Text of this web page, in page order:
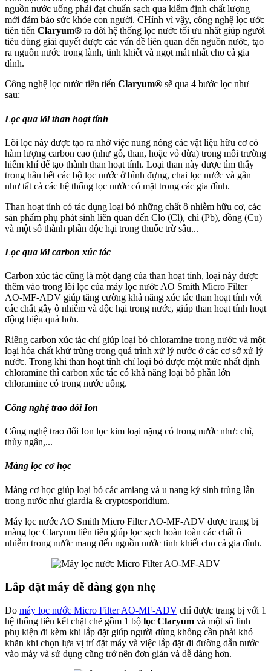
nguồn nước uống phải đạt chuẩn sạch qua kiểm định chất lượng
mới đảm bảo sức khỏe con người. CHính vì vậy, công nghệ lọc ước
tiên tiến Claryum® ra đời hệ thống lọc nước tối ưu nhất giúp người
tiêu dùng giải quyết được các vấn đề liên quan đến nguồn nước, tạo
ra nguồn nước trong lành, tinh khiết và ngọt mát nhất cho cả gia
đình.
Công nghệ lọc nước tiên tiến Claryum® sẽ qua 4 bước lọc như
sau:
Lọc qua lõi than hoạt tính
Lõi lọc này được tạo ra nhờ việc nung nóng các vật liệu hữu cơ có
hàm lượng carbon cao (như gỗ, than, hoặc vỏ dừa) trong môi trường
hiếm khí để tạo thành than hoạt tính. Loại than này được tìm thấy
trong hầu hết các bộ lọc nước ở bình đựng, chai lọc nước và gần
như tất cả các hệ thống lọc nước có mặt trong các gia đình.
Than hoạt tính có tác dụng loại bỏ những chất ô nhiễm hữu cơ, các
sản phẩm phụ phát sinh liên quan đến Clo (Cl), chì (Pb), đồng (Cu)
và một số thành phần độc hại trong thuốc trừ sâu...
Lọc qua lõi carbon xúc tác
Carbon xúc tác cũng là một dạng của than hoạt tính, loại này được
thêm vào trong lõi lọc của máy lọc nước AO Smith Micro Filter
AO-MF-ADV giúp tăng cường khả năng xúc tác than hoạt tính với
các chất gây ô nhiễm và độc hại trong nước, giúp than hoạt tính hoạt
động hiệu quả hơn.
Riêng carbon xúc tác chỉ giúp loại bỏ chloramine trong nước và một
loại hóa chất khử trùng trong quá trình xử lý nước ở các cơ sở xử lý
nước. Trong khi than hoạt tính chỉ loại bỏ được một mức nhất định
chloramine thì carbon xúc tác có khả năng loại bỏ phần lớn
chloramine có trong nước uống.
Công nghệ trao đổi Ion
Công nghệ trao đổi Ion lọc kim loại nặng có trong nước như: chì,
thủy ngân,...
Màng lọc cơ học
Màng cơ học giúp loại bỏ các amiang và u nang ký sinh trùng lẫn
trong nước như giardia & cryptosporidium.
Máy lọc nước AO Smith Micro Filter AO-MF-ADV được trang bị
màng lọc Claryum tiên tiến giúp lọc sạch hoàn toàn các chất ô
nhiễm trong nước mang đến nguồn nước tinh khiết cho cả gia đình.
Lắp đặt máy dễ dàng gọn nhẹ
Do máy lọc nước Micro Filter AO-MF-ADV chỉ được trang bị với 1
hệ thống liên kết chặt chẽ gồm 1 bộ lọc Claryum và một số linh
phụ kiện đi kèm khi lắp đặt giúp người dùng không cần phải khó
khăn khi chọn lựa vị trí đặt máy và việc lắp đặt đi đường dẫn nước
vào máy và sử dụng cũng trở nên đơn giản và dễ dàng hơn.